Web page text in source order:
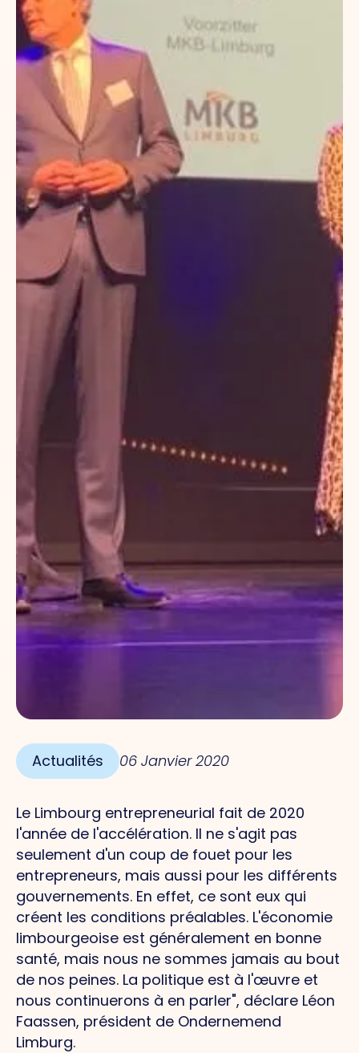
Actualités 06 Janvier 2020
Le Limbourg entrepreneurial fait de 2020
l'année de l'accélération. Il ne s'agit pas
seulement d'un coup de fouet pour les
entrepreneurs, mais aussi pour les différents
gouvernements. En effet, ce sont eux qui
créent les conditions préalables. L'économie
limbourgeoise est généralement en bonne
santé, mais nous ne sommes jamais au bout
de nos peines. La politique est à l'œuvre et
nous continuerons à en parler", déclare Léon
Faassen, président de Ondernemend
Limburg.